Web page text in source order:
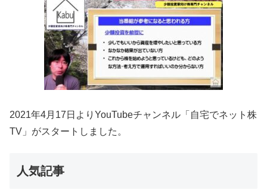
2021年4月17日よりYouTubeチャンネル「自宅でネット株
TV」がスタートしました。
人気記事